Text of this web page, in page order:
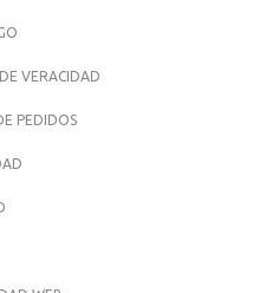
VERACIDAD
PEDIDOS